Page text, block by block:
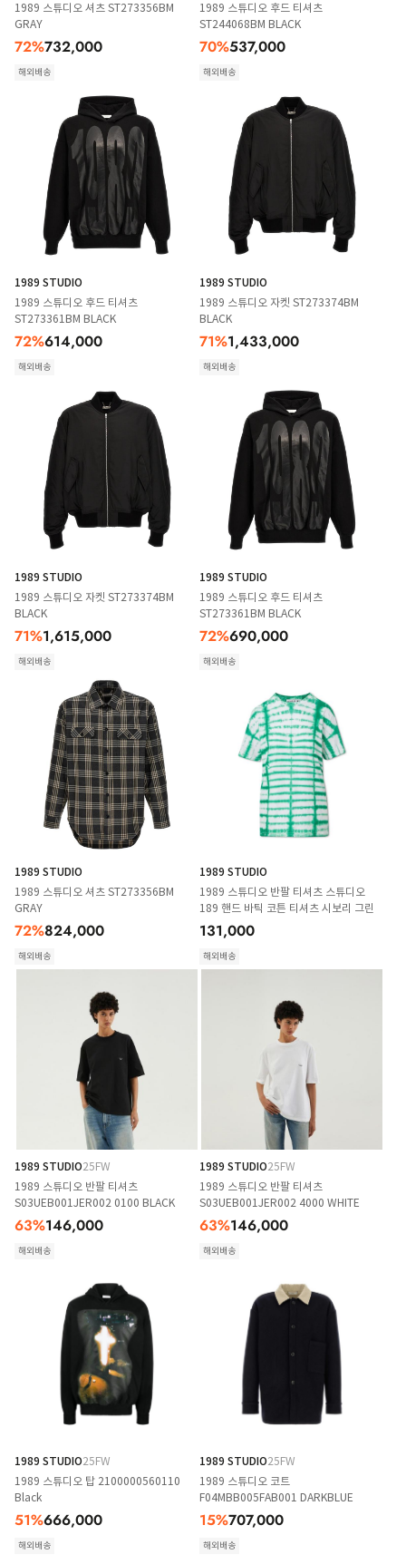
1989 스튜디오 셔츠 ST273356BM
GRAY
72%732,000
해외배송
1989 스튜디오 후드 티셔츠
ST244068BM BLACK
70%537,000
해외배송
1989 STUDIO
1989 스튜디오 후드 티셔츠
ST273361BM BLACK
72%614,000
해외배송
1989 STUDIO
1989 스튜디오 자켓 ST273374BM
BLACK
71%1,433,000
해외배송
1989 STUDIO
1989 스튜디오 자켓 ST273374BM
BLACK
71%1,615,000
해외배송
1989 STUDIO
1989 스튜디오 후드 티셔츠
ST273361BM BLACK
72%690,000
해외배송
1989 STUDIO
1989 스튜디오 셔츠 ST273356BM
GRAY
72%824,000
해외배송
1989 STUDIO
1989 스튜디오 반팔 티셔츠 스튜디오
189 핸드 바틱 코튼 티셔츠 시보리 그린
131,000
해외배송
1989 STUDIO25FW
1989 스튜디오 반팔 티셔츠
S03UEB001JER002 0100 BLACK
63%146,000
해외배송
1989 STUDIO25FW
1989 스튜디오 반팔 티셔츠
S03UEB001JER002 4000 WHITE
63%146,000
해외배송
1989 STUDIO25FW
1989 스튜디오 탑 2100000560110
Black
51%666,000
해외배송
1989 STUDIO25FW
1989 스튜디오 코트
F04MBB005FAB001 DARKBLUE
15%707,000
해외배송